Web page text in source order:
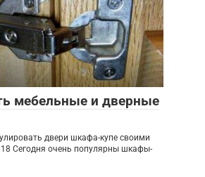
мебельные и дверные
двери шкафа-купе своими
Сегодня очень популярны шкафы-